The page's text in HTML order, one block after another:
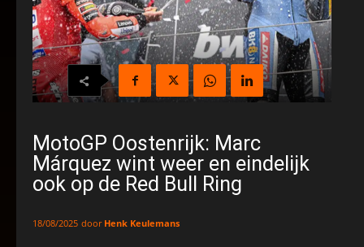
MotoGP Oostenrijk: Marc
Márquez wint weer en eindelijk
ook op de Red Bull Ring
18/08/2025 door Henk Keulemans